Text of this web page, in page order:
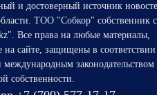
и достоверный источник
ТОО "Собкор" собственник
Все права на любые материалы,
на сайте, защищены в соответствии
международным законодательством
собственности.